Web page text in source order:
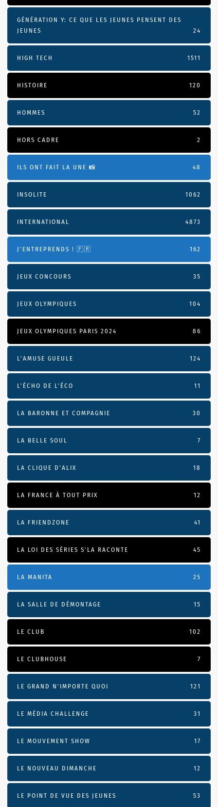
GÉNÉRATION Y: CE QUE LES JEUNES PENSENT DES
JEUNES
24
HIGH TECH 1511
HISTOIRE 120
HOMMES 52
HORS CADRE 2
ILS ONT FAIT LA UNE 📸 48
INSOLITE 1062
INTERNATIONAL 4873
J'ENTREPRENDS ! 🇫🇷 162
JEUX CONCOURS 35
JEUX OLYMPIQUES 104
JEUX OLYMPIQUES PARIS 2024 86
L'AMUSE GUEULE 124
L’ÉCHO DE L’ÉCO 11
LA BARONNE ET COMPAGNIE 30
LA BELLE SOUL 7
LA CLIQUE D'ALIX 18
LA FRANCE À TOUT PRIX 12
LA FRIENDZONE 41
LA LOI DES SÉRIES S'LA RACONTE 45
LA MANITA 25
LA SALLE DE DÉMONTAGE 15
LE CLUB 102
LE CLUBHOUSE 7
LE GRAND N’IMPORTE QUOI 121
LE MÉDIA CHALLENGE 31
LE MOUVEMENT SHOW 17
LE NOUVEAU DIMANCHE 12
LE POINT DE VUE DES JEUNES 53